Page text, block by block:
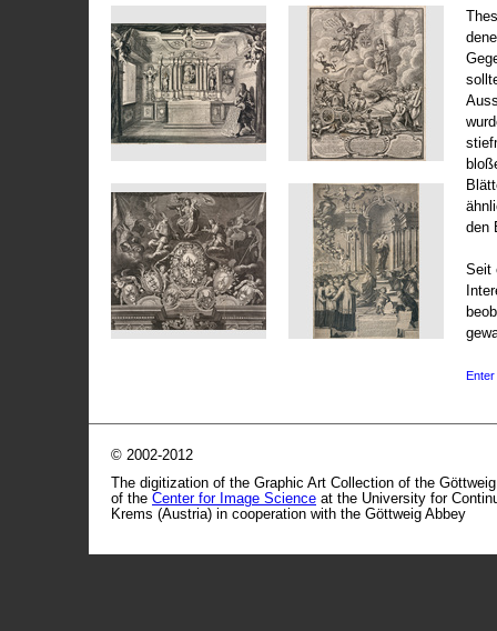
den
Seit
© 2002-2012
The digitization of the Graphic Art Collection of the
of the Center for Image Science at the University for
Krems (Austria) in cooperation with the Göttweig Abbey